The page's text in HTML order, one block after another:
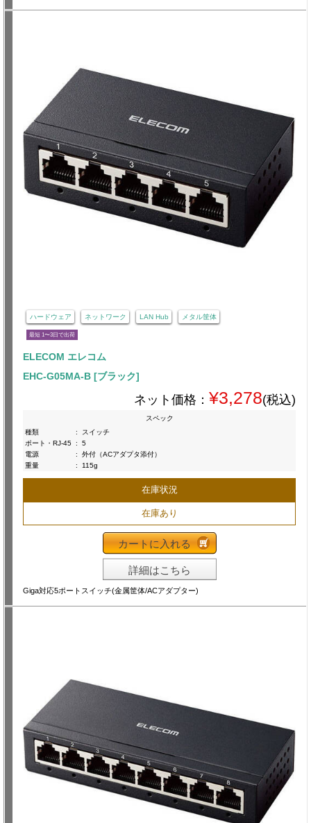
ハードウェア ネットワーク LAN Hub メタル筐体
最短 1〜3日で出荷
ELECOM エレコム
EHC-G05MA-B [ブラック]
ネット価格： ¥3,278(税込)
スペック
種類
:
スイッチ
ポート・RJ-45 :
5
電源
:
外付（ACアダプタ添付）
重量
: 115g
在庫状況
在庫あり
カートに入れる
詳細はこちら
Giga対応5ポートスイッチ(金属筐体/ACアダプター)